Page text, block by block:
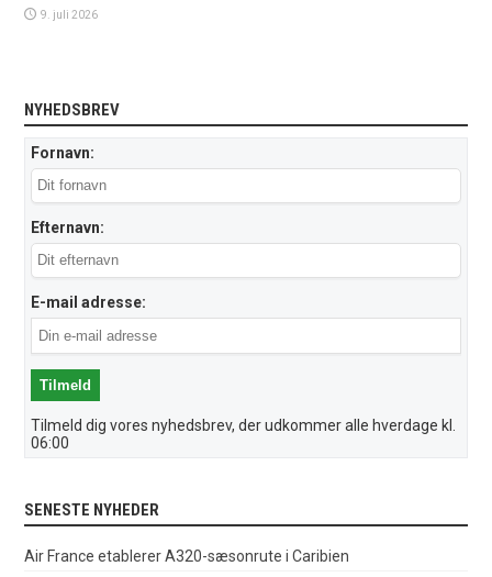
9. juli 2026
NYHEDSBREV
Fornavn:
Efternavn:
E-mail adresse:
Tilmeld dig vores nyhedsbrev, der udkommer alle hverdage kl.
06:00
SENESTE NYHEDER
Air France etablerer A320-sæsonrute i Caribien